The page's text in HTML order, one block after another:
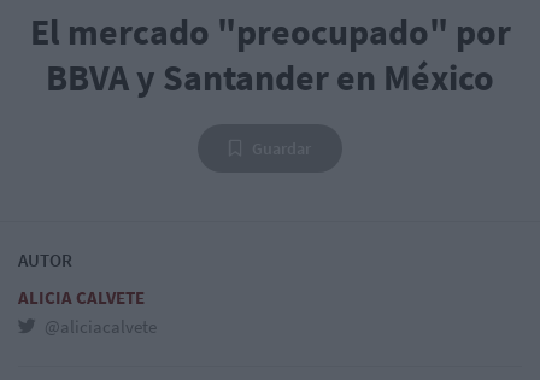
El mercado "preocupado" por
BBVA y Santander en México
AUTOR
ALICIA CALVETE
@aliciacalvete